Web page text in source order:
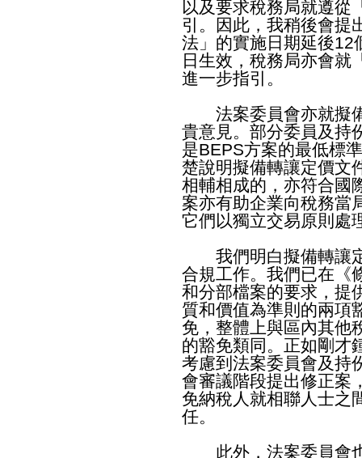
以及要求稅務局就遵從
引。因此，我稍後會提
法」的實施日期延後12
日生效，稅務局亦會就
進一步指引。
法案委員會亦就擬備
貴意見。部分委員及持
是BEPS方案的最低標
楚說明擬備轉讓定價文
相輔相成的，亦符合國
案亦有助企業向稅務當
它們以獨立交易原則處
我們明白擬備轉讓定
合規工作。我們已在《
和分部檔案的要求，提
質和價值為準則的兩項
免，整體上與區內其他
的豁免類同。正如剛才
考慮到法案委員會及持
會審議階段提出修正案
免納稅人就相聯人士之
任。
此外，法案委員會也